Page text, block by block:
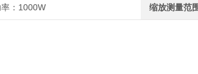
：1000W 缩放测量范